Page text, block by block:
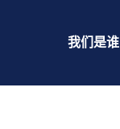
我们是谁